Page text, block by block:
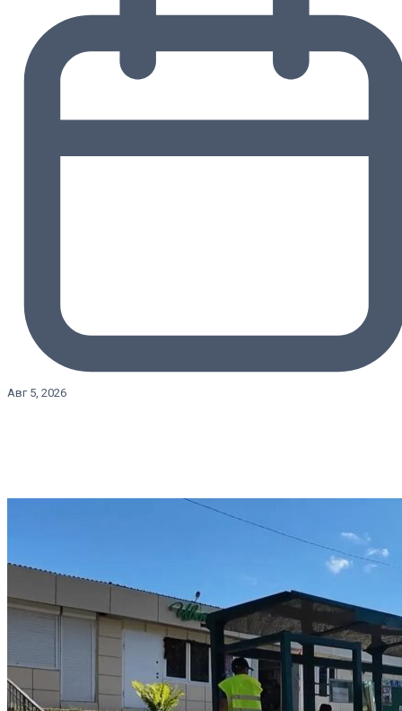
Авг 5, 2026